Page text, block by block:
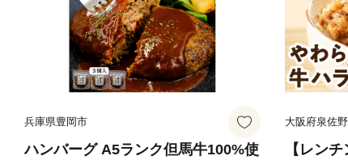
兵庫県豊岡市
ハンバーグ A5ランク但馬牛100%使
大阪府泉佐
【レン